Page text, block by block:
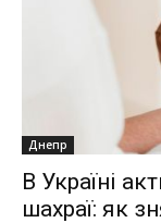
Днепр
В Україні
шахраї: як